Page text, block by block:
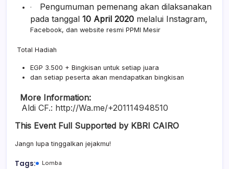
·
Pengumuman pemenang akan dilaksanakan
pada tanggal 10 April 2020 melalui Instagram,
Facebook, dan website resmi PPMI Mesir
Total Hadiah
EGP 3.500 + Bingkisan untuk setiap juara
dan setiap peserta akan mendapatkan bingkisan
More Information:
Aldi CF.: http://Wa.me/+201114948510
This Event Full Supported by KBRI CAIRO
Jangn lupa tinggalkan jejakmu!
Tags: Lomba